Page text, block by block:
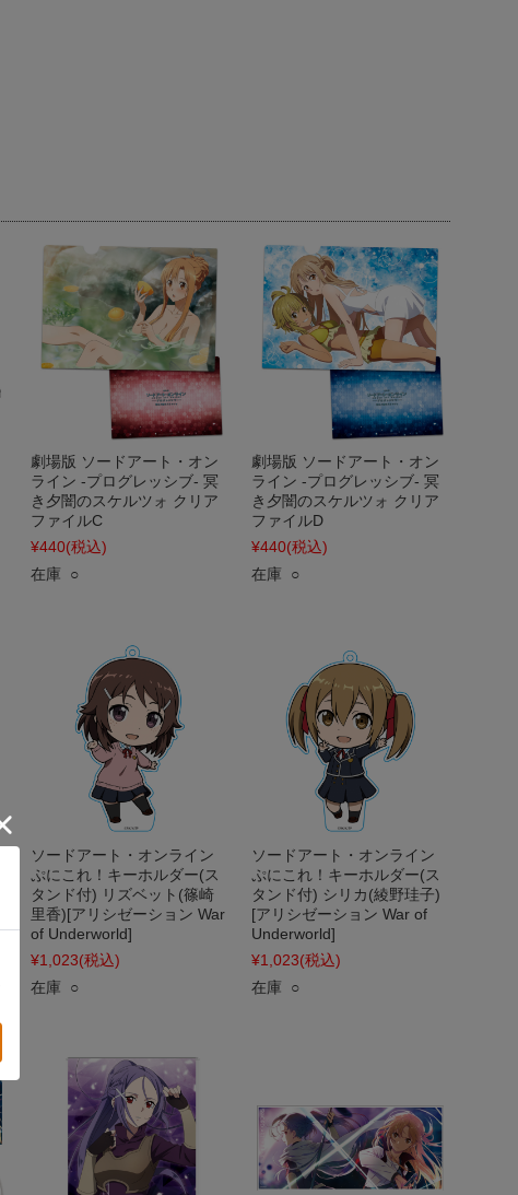
劇場版 ソードアート・オン
ライン -プログレッシブ- 冥
き夕闇のスケルツォ クリア
ファイルC
¥440(税込)
在庫 ○
劇場版 ソードアート・オン
ライン -プログレッシブ- 冥
き夕闇のスケルツォ クリア
ファイルD
¥440(税込)
在庫 ○
ソードアート・オンライン
ぷにこれ！キーホルダー(ス
タンド付) リズベット(篠崎
里香)[アリシゼーション War
of Underworld]
¥1,023(税込)
在庫 ○
ソードアート・オンライン
ぷにこれ！キーホルダー(ス
タンド付) シリカ(綾野珪子)
[アリシゼーション War of
Underworld]
¥1,023(税込)
在庫 ○